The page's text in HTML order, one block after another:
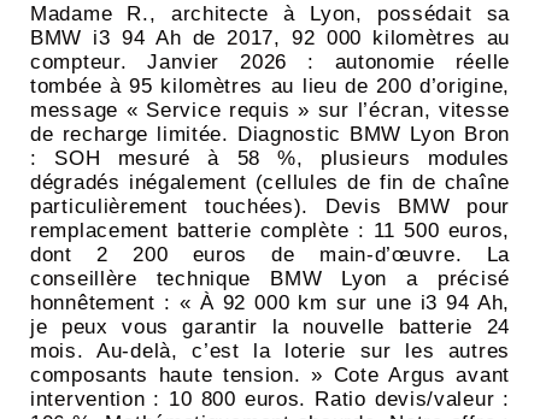
Madame R., architecte à Lyon, possédait sa
BMW i3 94 Ah de 2017, 92 000 kilomètres au
compteur. Janvier 2026 : autonomie réelle
tombée à 95 kilomètres au lieu de 200 d’origine,
message « Service requis » sur l’écran, vitesse
de recharge limitée. Diagnostic BMW Lyon Bron
: SOH mesuré à 58 %, plusieurs modules
dégradés inégalement (cellules de fin de chaîne
particulièrement touchées). Devis BMW pour
remplacement batterie complète : 11 500 euros,
dont 2 200 euros de main-d’œuvre. La
conseillère technique BMW Lyon a précisé
honnêtement : « À 92 000 km sur une i3 94 Ah,
je peux vous garantir la nouvelle batterie 24
mois. Au-delà, c’est la loterie sur les autres
composants haute tension. » Cote Argus avant
intervention : 10 800 euros. Ratio devis/valeur :